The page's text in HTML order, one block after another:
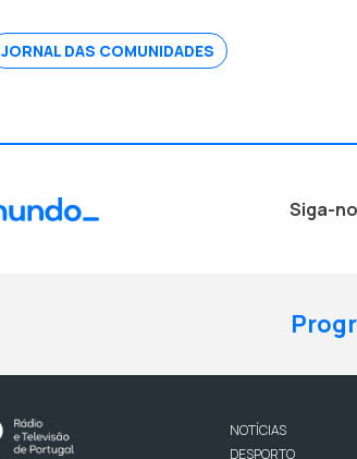
JORNAL DAS COMUNIDADES
Siga-
NOTÍCIAS
DESPORTO